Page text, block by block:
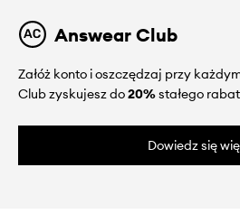
Answear Club
Załóż konto i oszczędzaj przy
Club zyskujesz do20%stałego
Dowiedz się